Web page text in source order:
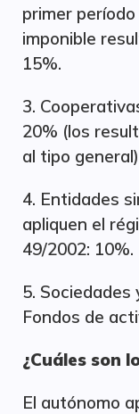
primer
imponible
15%.
3.
20% (los
al tipo
4. Entidades
apliquen el
49/2002: 10%.
5. Sociedades
Fondos de
¿Cuáles son
El autónomo